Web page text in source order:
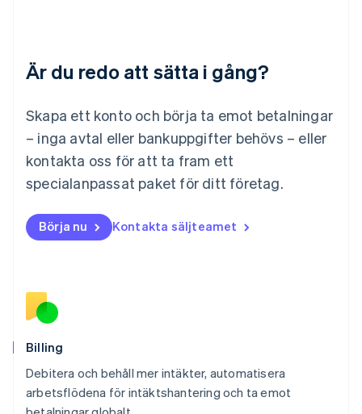
Är du redo att sätta i gång?
Skapa ett konto och börja ta emot betalningar
– inga avtal eller bankuppgifter behövs – eller
kontakta oss för att ta fram ett
specialanpassat paket för ditt företag.
Börja nu Kontakta säljteamet
Billing
Debitera och behåll mer intäkter, automatisera
arbetsflödena för intäktshantering och ta emot
Malaysia
English
Mexiko
Nederländerna
NederlandsEnglish
English
Nya Zeeland
Português
Rumänien
English
DeutschFrançaisItaliano English
Singapore
English简体中文